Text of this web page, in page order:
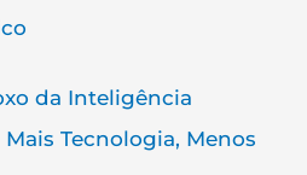
da Inteligência
Tecnologia, Menos